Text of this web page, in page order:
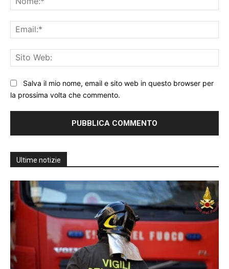
Salva il mio nome, email e sito web in questo browser per
la prossima volta che commento.
Ultime notizie